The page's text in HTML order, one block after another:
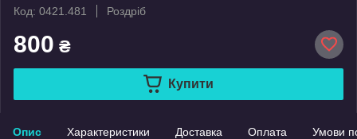
Код: 0421.481
Роздріб
800 ₴
Купити
Опис Характеристики Доставка Оплата Умови